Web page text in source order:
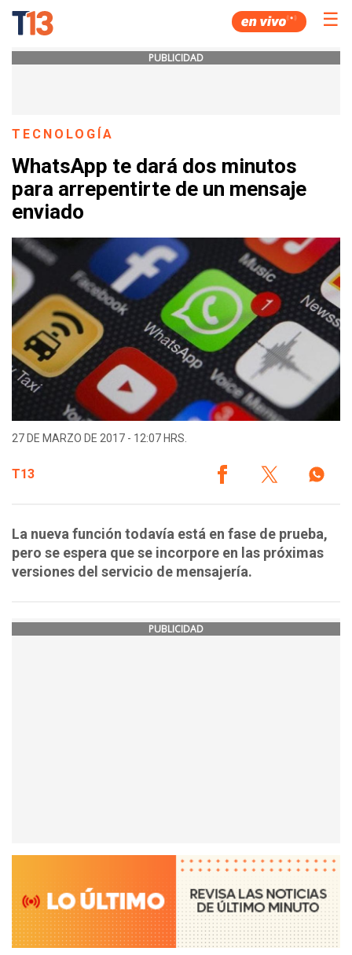
☰
PUBLICIDAD
TECNOLOGÍA
WhatsApp te dará dos minutos
para arrepentirte de un mensaje
enviado
27 DE MARZO DE 2017 - 12:07 HRS.
T13
La nueva función todavía está en fase de prueba,
pero se espera que se incorpore en las próximas
versiones del servicio de mensajería.
PUBLICIDAD